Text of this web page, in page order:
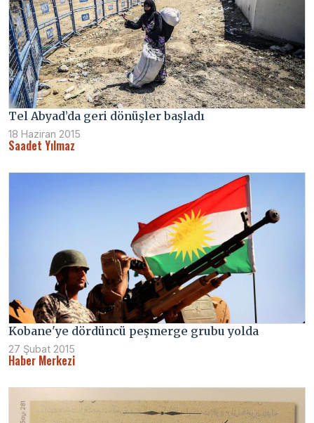
Tel Abyad’da geri dönüşler başladı
18 Haziran 2015
Saadet Yılmaz
Kobane'ye dördüncü peşmerge grubu yolda
27 Şubat 2015
Haber Merkezi